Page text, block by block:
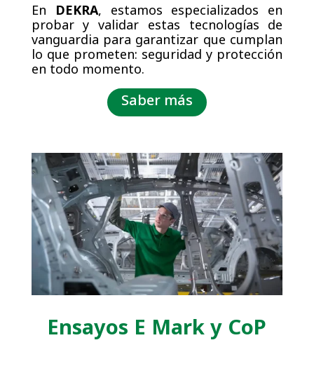
En DEKRA, estamos especializados en
probar y validar estas tecnologías de
vanguardia para garantizar que cumplan
lo que prometen: seguridad y protección
en todo momento.
Saber más
Ensayos E Mark y CoP